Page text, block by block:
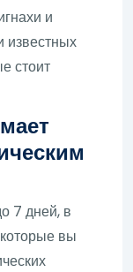
и
известных
стоит
7 дней, в
вы